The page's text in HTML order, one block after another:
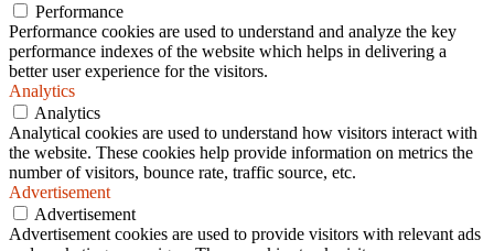
Performance
Performance cookies are used to understand and analyze the key
performance indexes of the website which helps in delivering a
better user experience for the visitors.
Analytics
Analytics
Analytical cookies are used to understand how visitors interact with
the website. These cookies help provide information on metrics the
number of visitors, bounce rate, traffic source, etc.
Advertisement
Advertisement
Advertisement cookies are used to provide visitors with relevant ads